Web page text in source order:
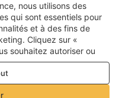
France
et de cookies
nous utilisons des
qui sont essentiels pour
et à des fins de
Cliquez sur «
souhaitez autoriser ou
d’analyse et
notre